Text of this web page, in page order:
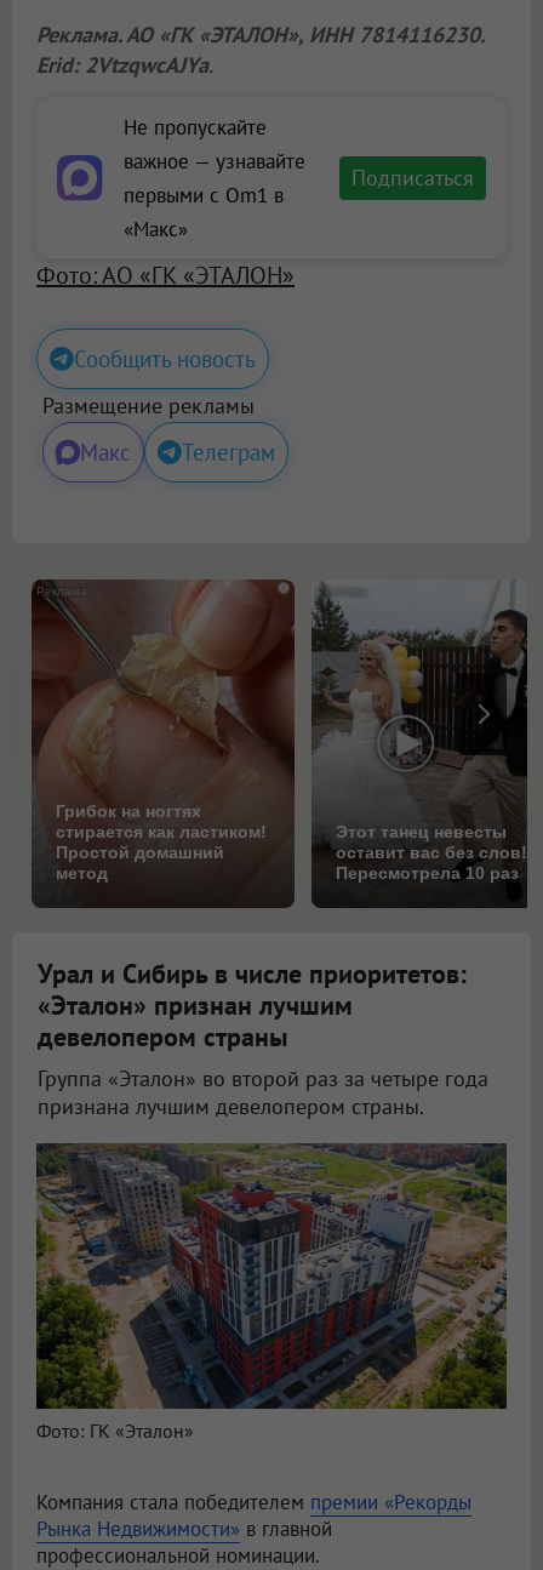
Реклама. АО «ГК «ЭТАЛОН», ИНН 7814116230.
Erid: 2VtzqwcAJYa.
Не пропускайте
важное — узнавайте
первыми с Om1 в
«Макс»
Подписаться
Фото: АО «ГК «ЭТАЛОН»
Сообщить новость
Размещение рекламы
Макс Телеграм
i
Грибок на ногтях
стирается как ластиком!
Простой домашний
метод
Этот танец невесты
оставит вас без слов!
Пересмотрела 10 раз
Урал и Сибирь в числе приоритетов:
«Эталон» признан лучшим
девелопером страны
Группа «Эталон» во второй раз за четыре года
признана лучшим девелопером страны.
Фото: ГК «Эталон»
Компания стала победителем премии «Рекорды
Рынка Недвижимости» в главной
профессиональной номинации.